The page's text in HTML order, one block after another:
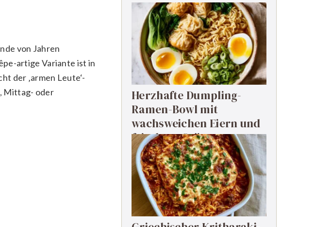
von Jahren
artige Variante ist in
der ‚armen Leute‘-
Mittag- oder
Herzhafte Dumpling-
Ramen-Bowl mit
wachsweichen Eiern und
frischem Grün